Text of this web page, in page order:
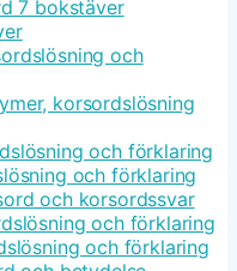
7 bokstäver
och
korsordslösning
och förklaring
och förklaring
och korsordssvar
och förklaring
och förklaring